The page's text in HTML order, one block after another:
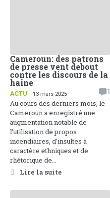
Cameroun: des patrons
de presse vent debout
contre les discours de la
haine
ACTU - 13 mars 2025
1
Au cours des derniers mois, le
Cameroun a enregistré une
augmentation notable de
l’utilisation de propos
incendiaires, d’insultes à
caractère ethniques et de
rhétorique de...
Lire la suite